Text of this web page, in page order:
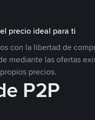
precio ideal para ti
con la libertad de
mediante las ofertas
precios.
P2P